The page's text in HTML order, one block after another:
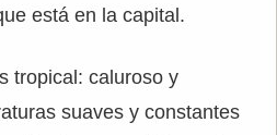
está en la capital.
tropical: caluroso y
suaves y constantes